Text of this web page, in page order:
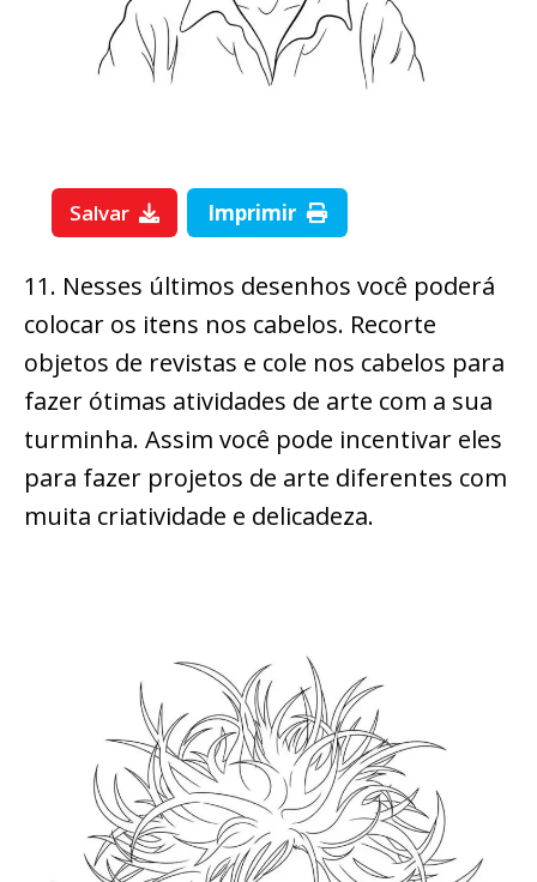
Salvar Imprimir
11. Nesses últimos desenhos você poderá
colocar os itens nos cabelos. Recorte
objetos de revistas e cole nos cabelos para
fazer ótimas atividades de arte com a sua
turminha. Assim você pode incentivar eles
para fazer projetos de arte diferentes com
muita criatividade e delicadeza.